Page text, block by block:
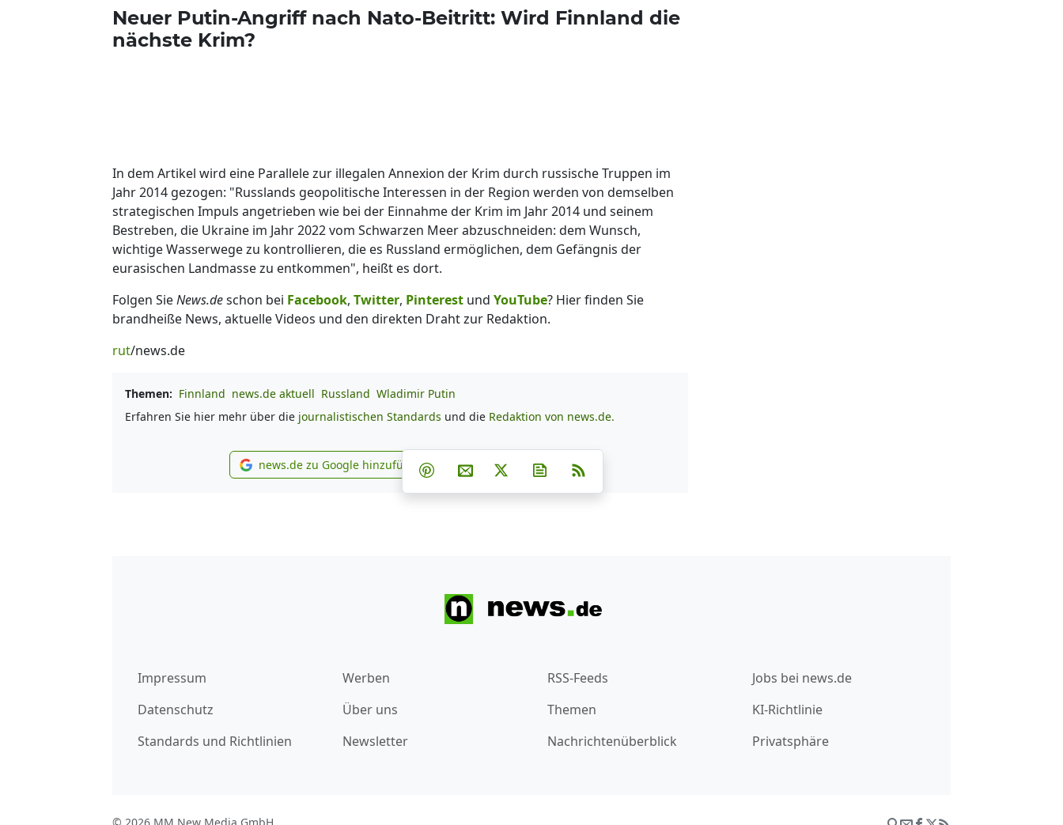
Neuer Putin-Angriff nach Nato-Beitritt: Wird Finnland die
nächste Krim?
In dem Artikel wird eine Parallele zur illegalen Annexion der Krim durch russische Truppen im
Jahr 2014 gezogen: "Russlands geopolitische Interessen in der Region werden von demselben
strategischen Impuls angetrieben wie bei der Einnahme der Krim im Jahr 2014 und seinem
Bestreben, die Ukraine im Jahr 2022 vom Schwarzen Meer abzuschneiden: dem Wunsch,
wichtige Wasserwege zu kontrollieren, die es Russland ermöglichen, dem Gefängnis der
eurasischen Landmasse zu entkommen", heißt es dort.
Folgen SieNews.deschon bei Facebook, Twitter, Pinterest und YouTube? Hier finden Sie
brandheiße News, aktuelle Videos und den direkten Draht zur Redaktion.
rut/news.de
Themen: Finnland news.de aktuell Russland Wladimir Putin
Erfahren Sie hier mehr über die journalistischen Standards und die Redaktion von news.de.
news.de zu Google hinzufügen
news.de zu Google hinzufügen Teilen auf Facebook
Teilen auf Whatsapp
Teilen auf Telegram
Teilen auf Pinterest
Per E-Mail teilen
Post auf XNewsletter abonnieren
Impressum
Datenschutz
Standards und Richtlinien
Werben
Über uns
Newsletter
RSS-Feeds
Themen
Nachrichtenüberblick
Jobs bei news.de
KI-Richtlinie
Privatsphäre
© 2026 MM New Media GmbH